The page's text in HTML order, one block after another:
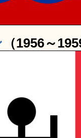
（1956～